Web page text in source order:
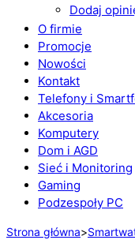
Dodaj
O firmie
Promocje
Nowości
Kontakt
Telefony i
Akcesoria
Komputery
Dom i AGD
Sieć i Monitoring
Gaming
Podzespoły PC
Strona główna>